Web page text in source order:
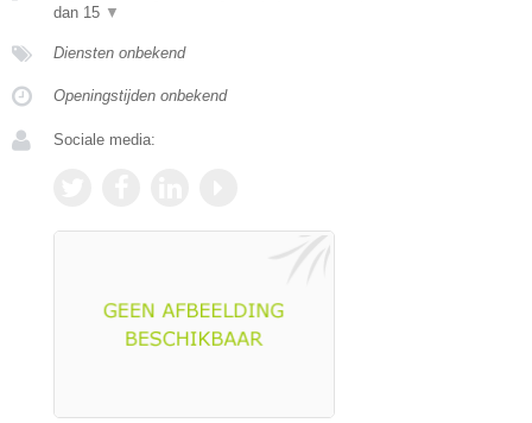
dan 15 ▼
Diensten onbekend
Openingstijden onbekend
Sociale media: